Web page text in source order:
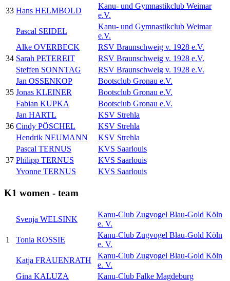
33 Hans HELMBOLD
Kanu- und Gymnastikclub Weimar
e.V.
Pascal SEIDEL
Kanu- und Gymnastikclub Weimar
e.V.
34
Alke OVERBECK
RSV Braunschweig v. 1928 e.V.
Sarah PETEREIT
RSV Braunschweig v. 1928 e.V.
Steffen SONNTAG
RSV Braunschweig v. 1928 e.V.
35
Jan OSSENKOP
Bootsclub Gronau e.V.
Jonas KLEINER
Bootsclub Gronau e.V.
Fabian KUPKA
Bootsclub Gronau e.V.
36
Jan HARTL
KSV Strehla
Cindy PÖSCHEL
KSV Strehla
Hendrik NEUMANN
KSV Strehla
37
Pascal TERNUS
KVS Saarlouis
Philipp TERNUS
KVS Saarlouis
Yvonne TERNUS
KVS Saarlouis
K1 women - team
1
Svenja WELSINK
Kanu-Club Zugvogel Blau-Gold Köln
e. V.
Tonia ROSSIE
Kanu-Club Zugvogel Blau-Gold Köln
e. V.
Katja FRAUENRATH
Kanu-Club Zugvogel Blau-Gold Köln
e. V.
Gina KALUZA
Kanu-Club Falke Magdeburg